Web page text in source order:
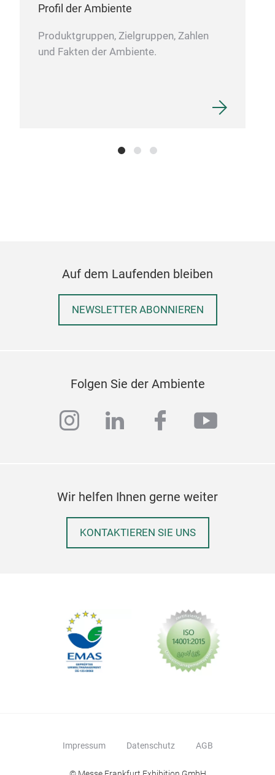
Profil der Ambiente
Produktgruppen, Zielgruppen, Zahlen
und Fakten der Ambiente.
Auf dem Laufenden bleiben
NEWSLETTER ABONNIEREN
Folgen Sie der Ambiente
instagram
linkedinfacebook
Wir helfen Ihnen gerne weiter
KONTAKTIEREN SIE UNS
Impressum Datenschutz AGB